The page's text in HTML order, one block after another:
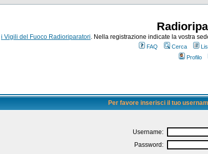
i Vigili del Fuoco Radioriparatori. Nella registrazione indicate la vostra
FAQ Cerca
Profilo
Per favore inserisci il tuo
Username:
Password: